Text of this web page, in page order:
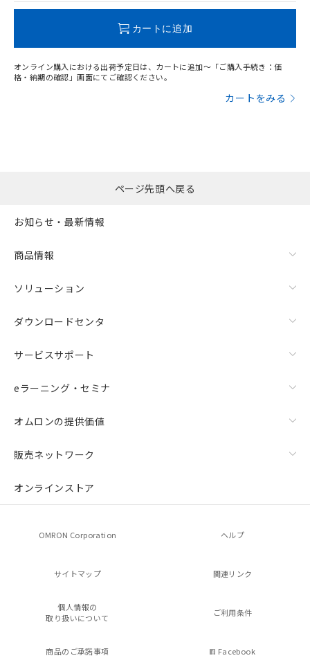
カートに追加
オンライン購入における出荷予定日は、カートに追加～「ご購入手続き：価
格・納期の確認」画面にてご確認ください。
カートをみる
ページ先頭へ戻る
お知らせ・最新情報
商品情報
ソリューション
ダウンロードセンタ
サービスサポート
eラーニング・セミナ
オムロンの提供価値
販売ネットワーク
オンラインストア
OMRON Corporation ヘルプ
サイトマップ 関連リンク
個人情報の
取り扱いについて
ご利用条件
商品のご承諾事項 Facebook